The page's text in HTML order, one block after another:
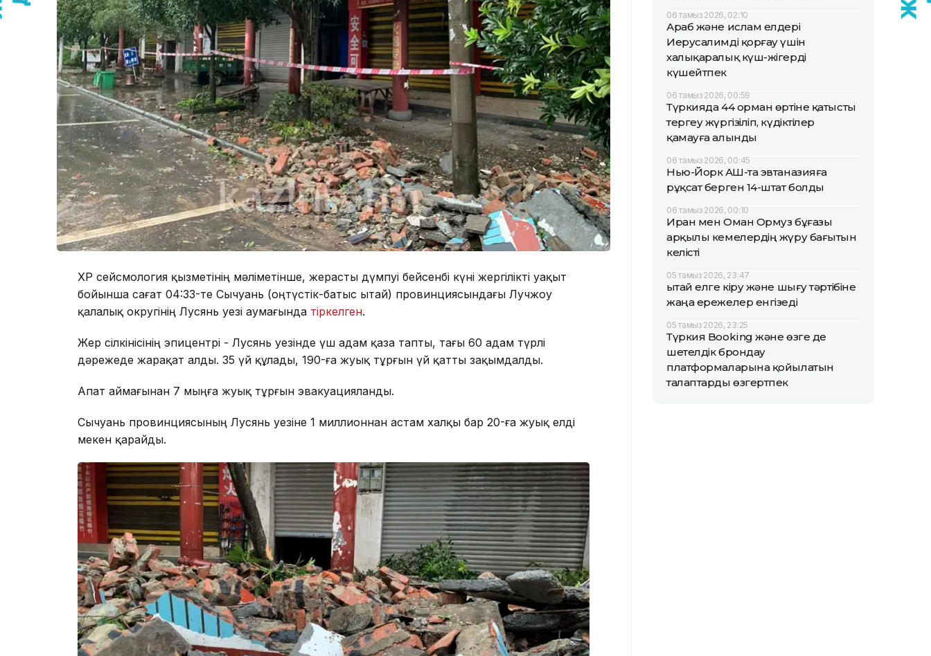
ҚХР сейсмология қызметінің мәліметінше, жерасты дүмпуі бейсенбі күні жергілікті уақыт
бойынша сағат 04:33-те Сычуань (оңтүстік-батыс Қытай) провинциясындағы Лучжоу
қалалық округінің Лусянь уезі аумағында тіркелген.
Жер сілкінісінің эпицентрі - Лусянь уезінде үш адам қаза тапты, тағы 60 адам түрлі
дәрежеде жарақат алды. 35 үй құлады, 190-ға жуық тұрғын үй қатты зақымдалды.
Апат аймағынан 7 мыңға жуық тұрғын эвакуацияланды.
Сычуань провинциясының Лусянь уезіне 1 миллионнан астам халқы бар 20-ға жуық елді
мекен қарайды.
06 тамыз 2026, 02:10
Араб және ислам елдері
Иерусалимді қорғау үшін
халықаралық күш-жігерді
күшейтпек
06 тамыз 2026, 00:59
Түркияда 44 орман өртіне қатысты
тергеу жүргізіліп, күдіктілер
қамауға алынды
06 тамыз 2026, 00:45
Нью-Йорк АҚШ-та эвтаназияға
рұқсат берген 14-штат болды
06 тамыз 2026, 00:10
Иран мен Оман Ормуз бұғазы
арқылы кемелердің жүру бағытын
келісті
05 тамыз 2026, 23:47
Қытай елге кіру және шығу тәртібіне
жаңа ережелер енгізеді
05 тамыз 2026, 23:25
Түркия Booking және өзге де
шетелдік брондау
платформаларына қойылатын
талаптарды өзгертпек